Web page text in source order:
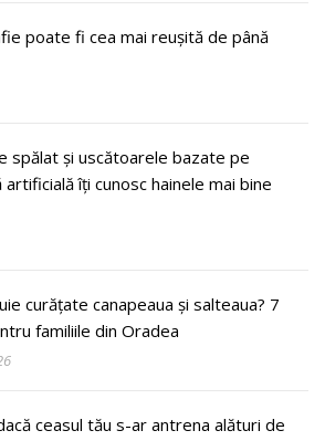
poate fi cea mai reușită de până
spălat și uscătoarele bazate pe
îți cunosc hainele mai bine
curățate canapeaua și salteaua? 7
familiile din Oradea
ceasul tău s-ar antrena alături de